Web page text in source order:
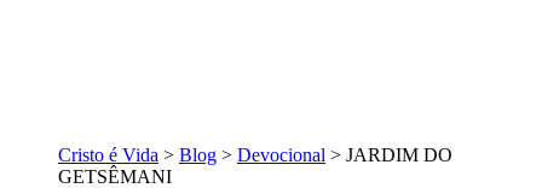
Cristo é Vida > Blog > Devocional > JARDIM DO
GETSÊMANI